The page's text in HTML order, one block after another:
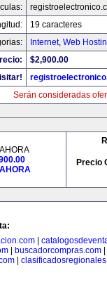
19 caracteres
Internet, Web
$2,900.00
Serán consideradas
Precio
| buscadorcompras.com|